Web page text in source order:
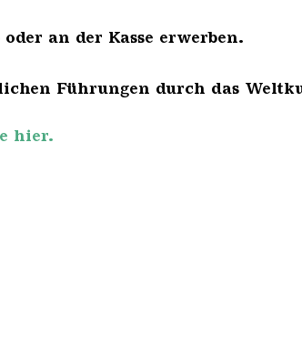
an der Kasse erwerben.
Führungen durch das
hier.